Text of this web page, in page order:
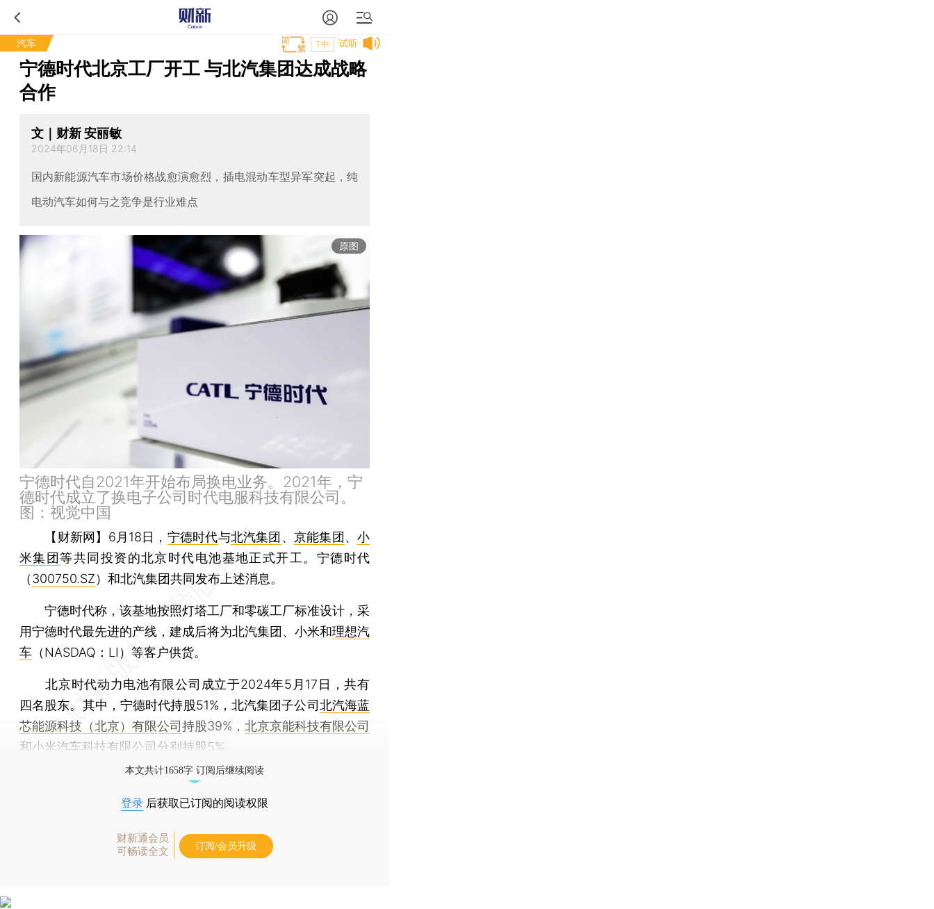
汽车 试听
T中
宁德时代北京工厂开工 与北汽集团达成战略
合作
文｜财新 安丽敏
2024年06月18日 22:14
国内新能源汽车市场价格战愈演愈烈，插电混动车型异军突起，纯
电动汽车如何与之竞争是行业难点
原图
宁德时代自2021年开始布局换电业务。2021年，宁
德时代成立了换电子公司时代电服科技有限公司。
图：视觉中国
【财新网】 6月18日， 宁德时代与北汽集团 、 京能集团、小
米集团等共同投资的北京时代电池基地正式开工。宁德时代
（300750.SZ）和北汽集团共同发布上述消息。
宁德时代称，该基地按照灯塔工厂和零碳工厂标准设计，采
用宁德时代最先进的产线，建成后将为北汽集团、小米和理想汽
车 （NASDAQ：LI）等客户供货。
北京时代动力电池有限公司成立于2024年5月17日，共有
四名股东。其中，宁德时代持股51%，北汽集团子公司北汽海蓝
芯能源科技（北京）有限公司持股39%， 北京京能科技有限公司
和小米汽车科技有限公司分别持股5%。
本文共计1658字 订阅后继续阅读
登录 后获取已订阅的阅读权限
财新通会员
可畅读全文
订阅/会员升级